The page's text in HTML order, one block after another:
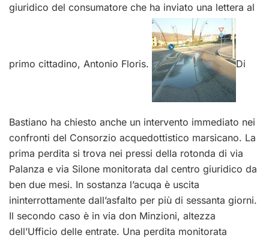
giuridico del consumatore che ha inviato una lettera al
primo cittadino, Antonio Floris. Di
Bastiano ha chiesto anche un intervento immediato nei
confronti del Consorzio acquedottistico marsicano. La
prima perdita si trova nei pressi della rotonda di via
Palanza e via Silone monitorata dal centro giuridico da
ben due mesi. In sostanza l’acuqa è uscita
ininterrottamente dall’asfalto per più di sessanta giorni.
Il secondo caso è in via don Minzioni, altezza
dell’Ufficio delle entrate. Una perdita monitorata